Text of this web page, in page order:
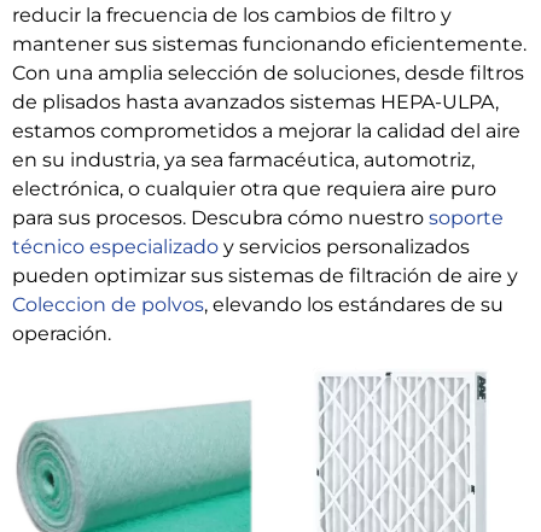
reducir la frecuencia de los cambios de filtro y
mantener sus sistemas funcionando eficientemente.
Con una amplia selección de soluciones, desde filtros
de plisados hasta avanzados sistemas HEPA-ULPA,
estamos comprometidos a mejorar la calidad del aire
en su industria, ya sea farmacéutica, automotriz,
electrónica, o cualquier otra que requiera aire puro
para sus procesos. Descubra cómo nuestro soporte
técnico especializado y servicios personalizados
pueden optimizar sus sistemas de filtración de aire y
Coleccion de polvos, elevando los estándares de su
operación.